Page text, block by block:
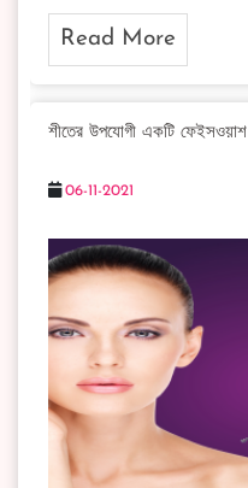
Read More
শীতের উপযোগী একটি ফেইসওয়াশ
06-11-2021